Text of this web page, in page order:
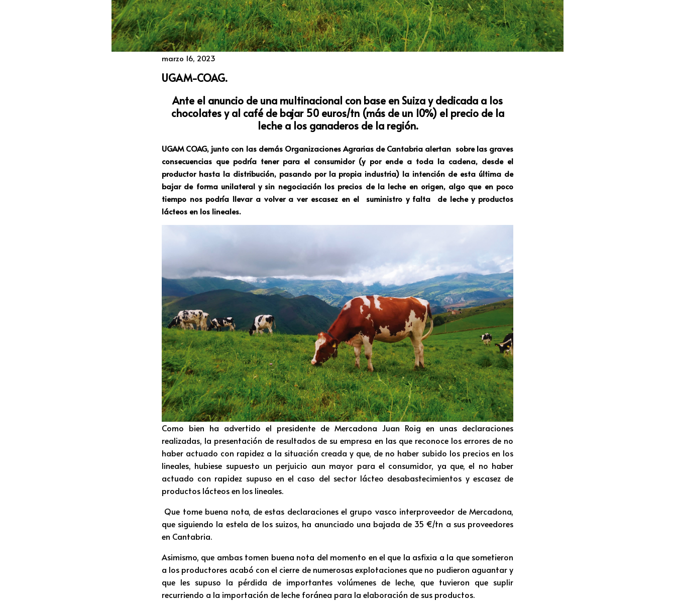
marzo 16, 2023
UGAM-COAG.
Ante el anuncio de una multinacional con base en Suiza y dedicada a los
chocolates y al café de bajar 50 euros/tn (más de un 10%) el precio de la
leche a los ganaderos de la región.
UGAM COAG, junto con las demás Organizaciones Agrarias de Cantabria alertan sobre las graves
consecuencias que podría tener para el consumidor (y por ende a toda la cadena, desde el
productor hasta la distribución, pasando por la propia industria) la intención de esta última de
bajar de forma unilateral y sin negociación los precios de la leche en origen, algo que en poco
tiempo nos podría llevar a volver a ver escasez en el suministro y falta de leche y productos
lácteos en los lineales.
Como bien ha advertido el presidente de Mercadona Juan Roig en unas declaraciones
realizadas, la presentación de resultados de su empresa en las que reconoce los errores de no
haber actuado con rapidez a la situación creada y que, de no haber subido los precios en los
lineales, hubiese supuesto un perjuicio aun mayor para el consumidor, ya que, el no haber
actuado con rapidez supuso en el caso del sector lácteo desabastecimientos y escasez de
productos lácteos en los lineales.
Que tome buena nota, de estas declaraciones el grupo vasco interproveedor de Mercadona,
que siguiendo la estela de los suizos, ha anunciado una bajada de 35 €/tn a sus proveedores
en Cantabria.
Asimismo, que ambas tomen buena nota del momento en el que la asfixia a la que sometieron
a los productores acabó con el cierre de numerosas explotaciones que no pudieron aguantar y
que les supuso la pérdida de importantes volúmenes de leche, que tuvieron que suplir
recurriendo a la importación de leche foránea para la elaboración de sus productos.